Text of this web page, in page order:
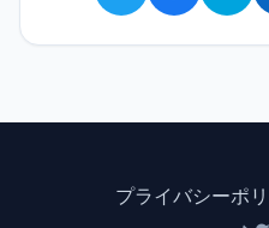
プライバシーポ